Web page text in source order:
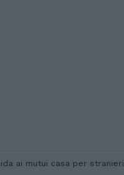
ai mutui casa per stranieri